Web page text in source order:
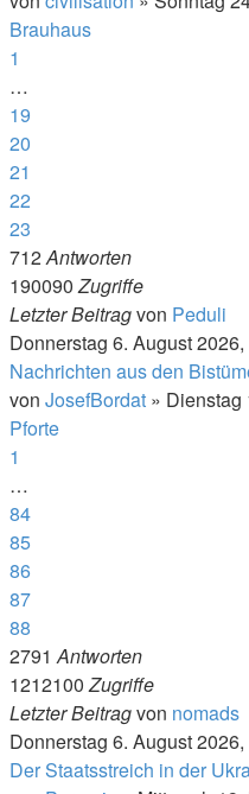
Brauhaus
1
…
19
20
21
22
23
712Antworten
190090Zugriffe
Letzter Beitragvon Peduli
Donnerstag 6. August
Nachrichten aus den
von JosefBordat » Dienstag
Pforte
1
…
84
85
86
87
88
2791Antworten
1212100Zugriffe
Letzter Beitragvon nomads
Donnerstag 6. August 2026,
Der Staatsstreich in der